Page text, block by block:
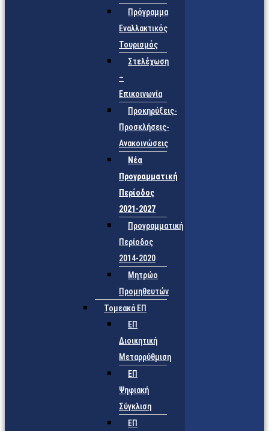
Πρόγραμμα
Εναλλακτικός
Τουρισμός
Στελέχωση
–
Επικοινωνία
Προκηρύξεις-
Προσκλήσεις-
Ανακοινώσεις
Νέα
Προγραμματική
Περίοδος
2021-2027
Προγραμματική
Περίοδος
2014-2020
Μητρώο
Προμηθευτών
Τομεακά ΕΠ
ΕΠ
Διοικητική
Μεταρρύθμιση
ΕΠ
Ψηφιακή
Σύγκλιση
ΕΠ